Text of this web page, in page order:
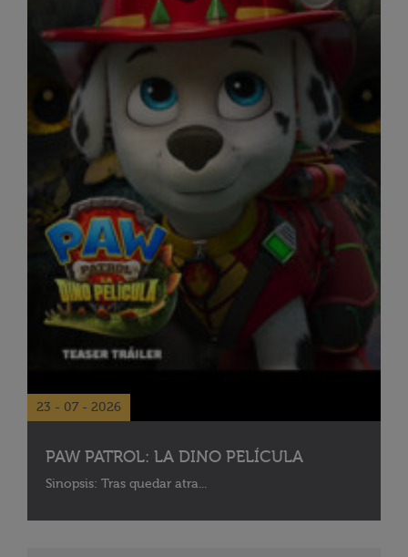
23 - 07 - 2026
PAW PATROL: LA DINO PELÍCULA
Sinopsis: Tras quedar atra...